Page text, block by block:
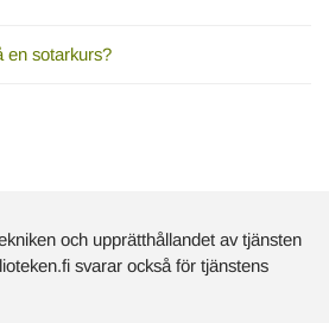
en sotarkurs?
och upprätthållandet av tjänsten
svarar också för tjänstens